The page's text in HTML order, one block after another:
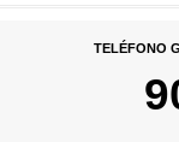
TELÉFONO